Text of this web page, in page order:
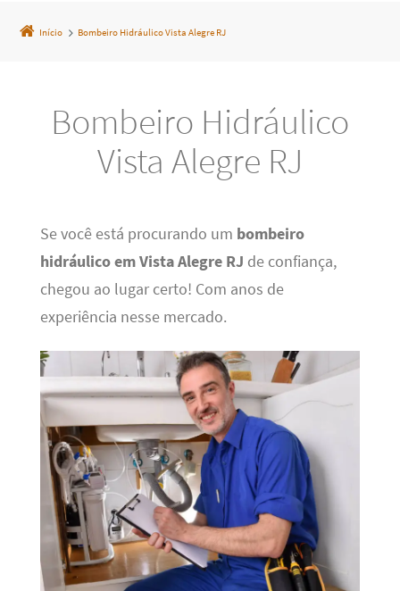
Início Bombeiro Hidráulico Vista Alegre RJ
Bombeiro Hidráulico
Vista Alegre RJ
Se você está procurando um bombeiro
hidráulico em Vista Alegre RJ de confiança,
chegou ao lugar certo! Com anos de
experiência nesse mercado.